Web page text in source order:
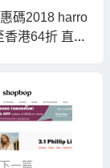
harro
港64折 直郵